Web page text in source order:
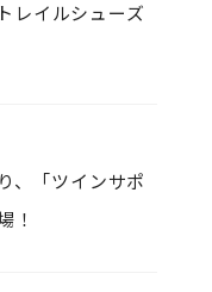
レイルシューズ
、「ツインサポ
！